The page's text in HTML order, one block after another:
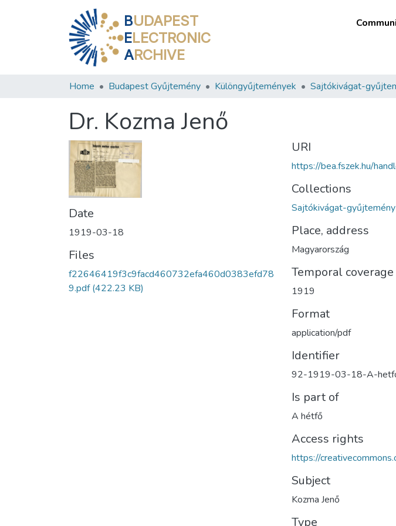
BUDAPEST
ELECTRONIC
ARCHIVE
Home Budapest Gyűjtemény Különgyűjtemények Sajtókivágat-
Dr. Kozma Jenő
Date
1919-03-18
Files
f22646419f3c9facd460732efa460d0383efd78
9.pdf(422.23 KB)
URI
https://bea.fszek.hu/
Collections
Sajtókivágat-gyűjtemény
Place, address
Magyarország
Temporal coverage
1919
Format
application/pdf
Identifier
92-1919-03-18-A-
Is part of
A hétfő
Access rights
https://
Subject
Kozma Jenő
Type